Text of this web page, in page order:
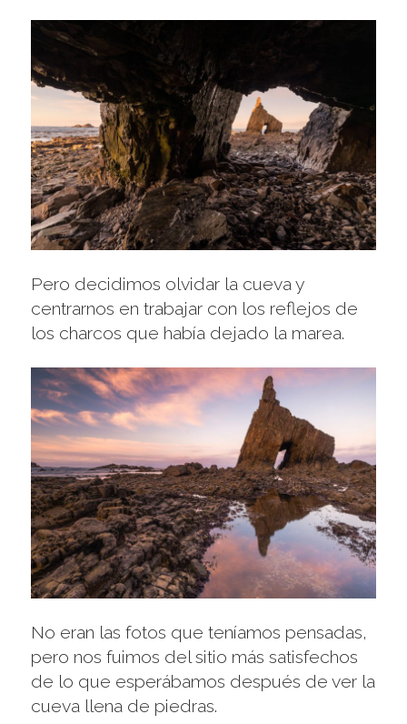
Pero decidimos olvidar la cueva y
centrarnos en trabajar con los reflejos de
los charcos que había dejado la marea.
No eran las fotos que teníamos pensadas,
pero nos fuimos del sitio más satisfechos
de lo que esperábamos después de ver la
cueva llena de piedras.